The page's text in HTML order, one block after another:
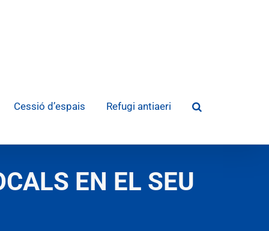
Cessió d’espais Refugi antiaeri
EN EL SEU